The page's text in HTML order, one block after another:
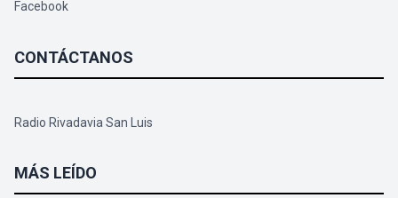
Facebook
CONTÁCTANOS
Radio Rivadavia San Luis
MÁS LEÍDO